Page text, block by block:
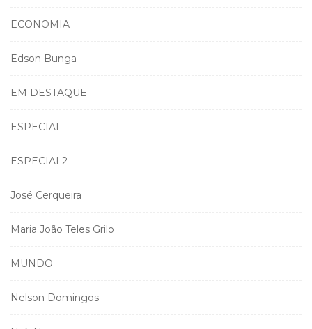
ECONOMIA
Edson Bunga
EM DESTAQUE
ESPECIAL
ESPECIAL2
José Cerqueira
Maria João Teles Grilo
MUNDO
Nelson Domingos